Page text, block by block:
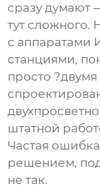
сразу думают
тут сложного.
с аппаратами
станциями,
просто
штатной
Частая
решением,
не так.